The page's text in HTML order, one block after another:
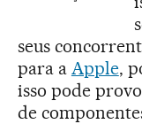
seus
para a Apple,
isso pode
de